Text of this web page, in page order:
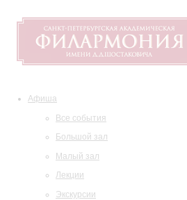
Афиша
Все события
Большой зал
Малый зал
Лекции
Экскурсии